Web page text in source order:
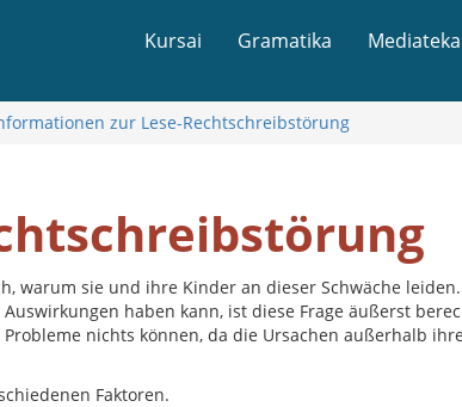
Kursai Gramatika Mediateka
zur Lese-Rechtschreibstörung
sie und ihre Kinder an dieser Schwäche leiden.
haben kann, ist diese Frage äußerst
nichts können, da die Ursachen außerhalb
Faktoren.